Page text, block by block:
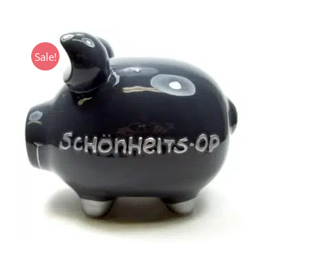
Sale!